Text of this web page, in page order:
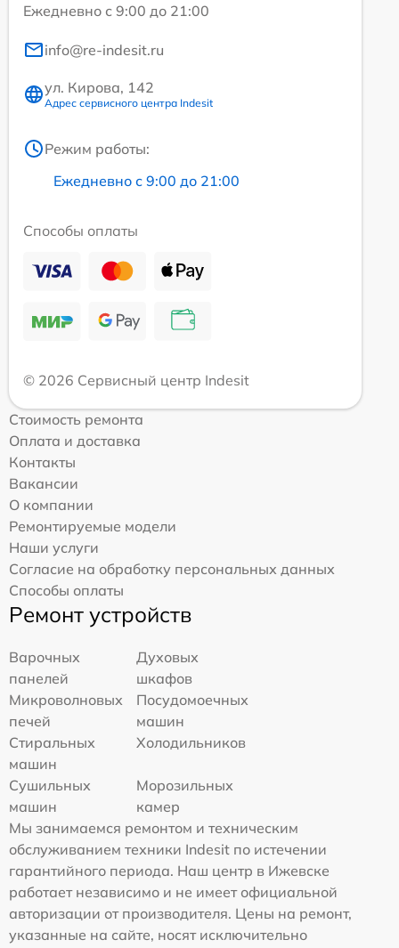
Ежедневно с 9:00 до 21:00
info@re-indesit.ru
ул. Кирова, 142
Адрес сервисного центра Indesit
Режим работы:
Ежедневно с 9:00 до 21:00
Способы оплаты
© 2026 Сервисный центр Indesit
Стоимость ремонта
Оплата и доставка
Контакты
Вакансии
О компании
Ремонтируемые модели
Наши услуги
Согласие на обработку персональных данных
Способы оплаты
Ремонт устройств
Варочных
панелей
Духовых
шкафов
Микроволновых
печей
Посудомоечных
машин
Стиральных
машин
Холодильников
Сушильных
машин
Морозильных
камер
Мы занимаемся ремонтом и техническим
обслуживанием техники Indesit по истечении
гарантийного периода. Наш центр в Ижевске
работает независимо и не имеет официальной
авторизации от производителя. Цены на ремонт,
указанные на сайте, носят исключительно